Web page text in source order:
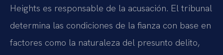
Heights es responsable de la acusación. El tribunal
determina las condiciones de la fianza con base en
factores como la naturaleza del presunto delito,